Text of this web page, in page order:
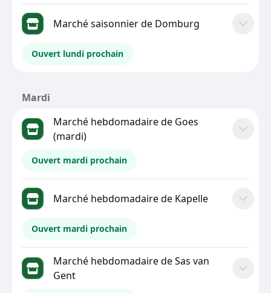
Marché saisonnier de Domburg
Ouvert lundi prochain
Mardi
Marché hebdomadaire de Goes
(mardi)
Ouvert mardi prochain
Marché hebdomadaire de Kapelle
Ouvert mardi prochain
Marché hebdomadaire de Sas van
Gent